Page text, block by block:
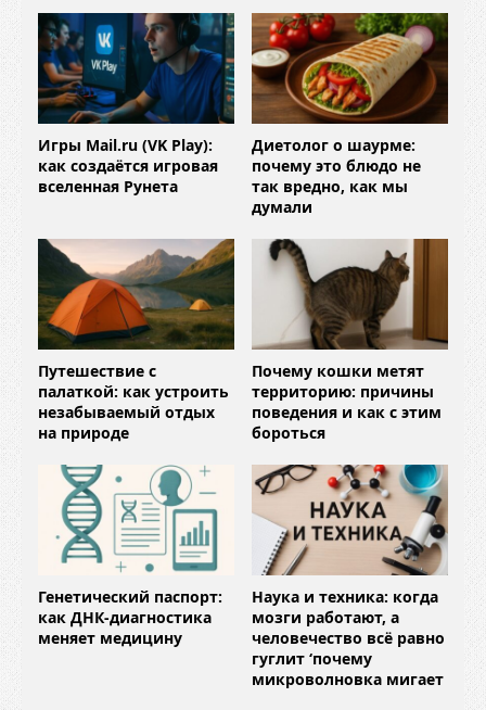
Игры Mail.ru (VK Play):
как создаётся игровая
вселенная Рунета
Диетолог о шаурме:
почему это блюдо не
так вредно, как мы
думали
Путешествие с
палаткой: как устроить
незабываемый отдых
на природе
Почему кошки метят
территорию: причины
поведения и как с этим
бороться
Генетический паспорт:
как ДНК-диагностика
меняет медицину
Наука и техника: когда
мозги работают, а
человечество всё равно
гуглит ‘почему
микроволновка мигает